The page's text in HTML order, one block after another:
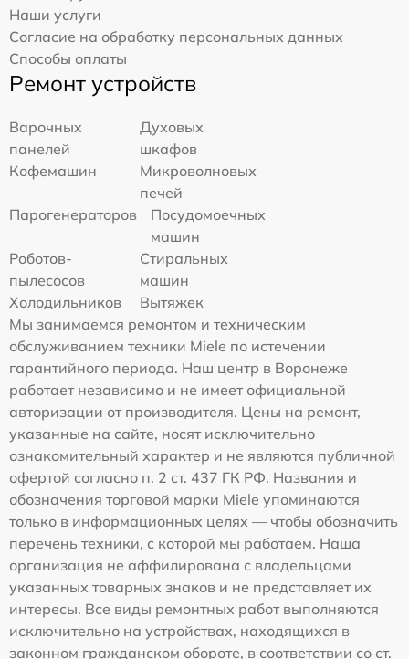
Наши услуги
Согласие на обработку персональных данных
Способы оплаты
Ремонт устройств
Варочных
панелей
Духовых
шкафов
Кофемашин
Микроволновых
печей
Парогенераторов
Посудомоечных
машин
Роботов-
пылесосов
Стиральных
машин
Холодильников
Вытяжек
Мы занимаемся ремонтом и техническим
обслуживанием техники Miele по истечении
гарантийного периода. Наш центр в Воронеже
работает независимо и не имеет официальной
авторизации от производителя. Цены на ремонт,
указанные на сайте, носят исключительно
ознакомительный характер и не являются публичной
офертой согласно п. 2 ст. 437 ГК РФ. Названия и
обозначения торговой марки Miele упоминаются
только в информационных целях — чтобы обозначить
перечень техники, с которой мы работаем. Наша
организация не аффилирована с владельцами
указанных товарных знаков и не представляет их
интересы. Все виды ремонтных работ выполняются
исключительно на устройствах, находящихся в
законном гражданском обороте, в соответствии со ст.